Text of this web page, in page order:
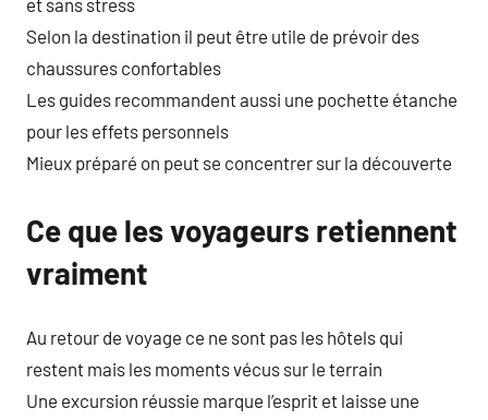
Selon la destination il peut être utile de prévoir des
chaussures confortables
Les guides recommandent aussi une pochette étanche
pour les effets personnels
Mieux préparé on peut se concentrer sur la découverte
Ce que les voyageurs retiennent
vraiment
Au retour de voyage ce ne sont pas les hôtels qui
restent mais les moments vécus sur le terrain
Une excursion réussie marque l’esprit et laisse une